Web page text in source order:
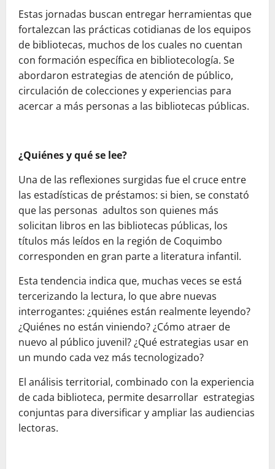
Estas jornadas buscan entregar herramientas que
fortalezcan las prácticas cotidianas de los equipos
de bibliotecas, muchos de los cuales no cuentan
con formación específica en bibliotecología. Se
abordaron estrategias de atención de público,
circulación de colecciones y experiencias para
acercar a más personas a las bibliotecas públicas.
¿Quiénes y qué se lee?
Una de las reflexiones surgidas fue el cruce entre
las estadísticas de préstamos: si bien, se constató
que las personas adultos son quienes más
solicitan libros en las bibliotecas públicas, los
títulos más leídos en la región de Coquimbo
corresponden en gran parte a literatura infantil.
Esta tendencia indica que, muchas veces se está
tercerizando la lectura, lo que abre nuevas
interrogantes: ¿quiénes están realmente leyendo?
¿Quiénes no están viniendo? ¿Cómo atraer de
nuevo al público juvenil? ¿Qué estrategias usar en
un mundo cada vez más tecnologizado?
El análisis territorial, combinado con la experiencia
de cada biblioteca, permite desarrollar estrategias
conjuntas para diversificar y ampliar las audiencias
lectoras.